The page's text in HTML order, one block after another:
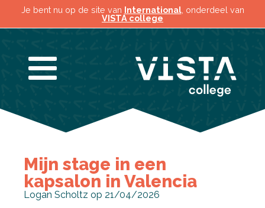
Je bent nu op de site van International, onderdeel van
VISTA college
Mijn stage in een
kapsalon in Valencia
Logan Scholtz op 21/04/2026